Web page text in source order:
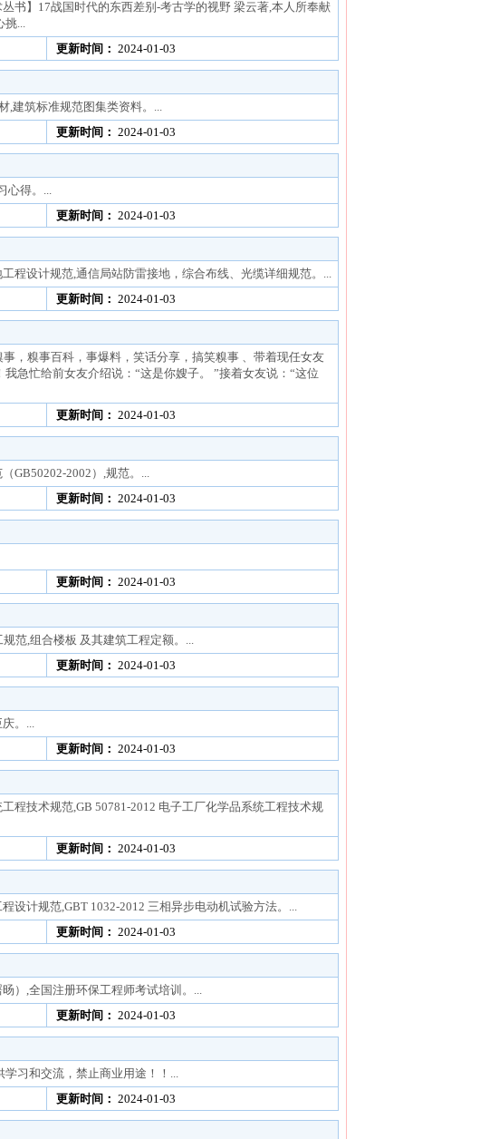
书】17战国时代的东西差别-考古学的视野 梁云著,本人所奉献
挑...
更新时间： 2024-01-03
,建筑标准规范图集类资料。...
更新时间： 2024-01-03
心得。...
更新时间： 2024-01-03
程设计规范,通信局站防雷接地，综合布线、光缆详细规范。...
更新时间： 2024-01-03
，糗事百科，事爆料，笑话分享，搞笑糗事 、带着现任女友
急忙给前女友介绍说：“这是你嫂子。 ”接着女友说：“这位
更新时间： 2024-01-03
GB50202-2002）,规范。...
更新时间： 2024-01-03
更新时间： 2024-01-03
范,组合楼板 及其建筑工程定额。...
更新时间： 2024-01-03
。...
更新时间： 2024-01-03
程技术规范,GB 50781-2012 电子工厂化学品系统工程技术规
更新时间： 2024-01-03
设计规范,GBT 1032-2012 三相异步电动机试验方法。...
更新时间： 2024-01-03
）,全国注册环保工程师考试培训。...
更新时间： 2024-01-03
习和交流，禁止商业用途！！...
更新时间： 2024-01-03